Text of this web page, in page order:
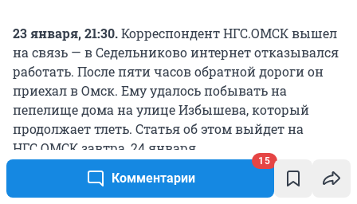
Комментарии
15
23 января, 21:30.Корреспондент НГС.ОМСК вышел
на связь — в Седельниково интернет отказывался
работать. После пяти часов обратной дороги он
приехал в Омск. Ему удалось побывать на
пепелище дома на улице Избышева, который
продолжает тлеть. Статья об этом выйдет на
НГС.ОМСК завтра, 24 января.